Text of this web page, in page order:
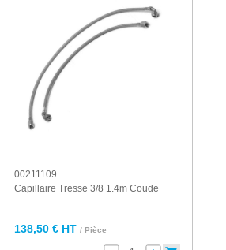
00211109
Capillaire Tresse 3/8 1.4m Coude
138,50 € HT / Pièce